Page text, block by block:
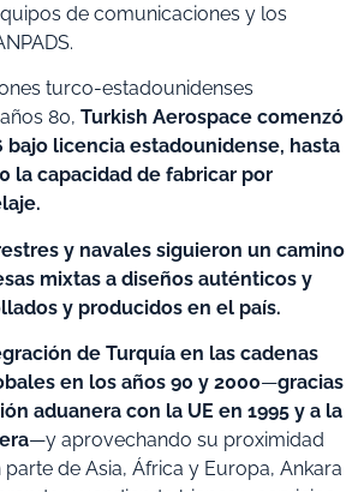
de comunicaciones y los
turco-estadounidenses
80, Turkish Aerospace comenzó
bajo licencia estadounidense, hasta
la capacidad de fabricar por
y navales siguieron un camino
mixtas a diseños auténticos y
y producidos en el país.
de Turquía en las cadenas
en los años 90 y 2000—gracias
aduanera con la UE en 1995 y a la
—y aprovechando su proximidad
de Asia, África y Europa, Ankara